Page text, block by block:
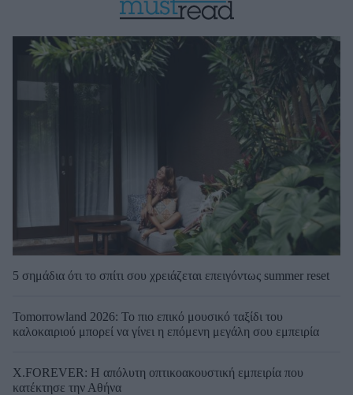
5 σημάδια ότι το σπίτι σου χρειάζεται επειγόντως summer reset
Tomorrowland 2026: Το πιο επικό μουσικό ταξίδι του
καλοκαιριού μπορεί να γίνει η επόμενη μεγάλη σου εμπειρία
X.FOREVER: Η απόλυτη οπτικοακουστική εμπειρία που
κατέκτησε την Αθήνα